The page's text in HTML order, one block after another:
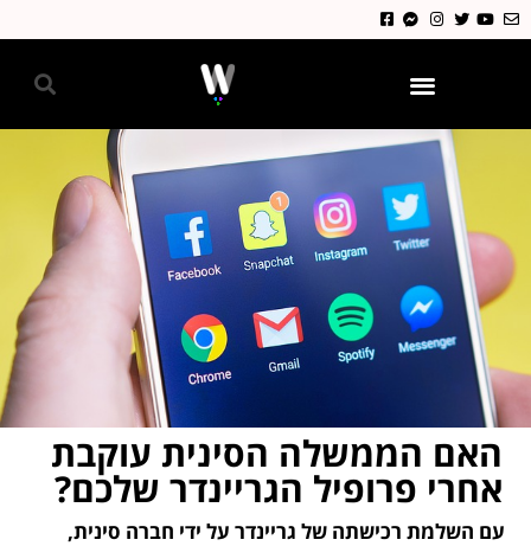
האם הממשלה הסינית עוקבת
אחרי פרופיל הגריינדר שלכם?
עם השלמת רכישתה של גריינדר על ידי חברה סינית,